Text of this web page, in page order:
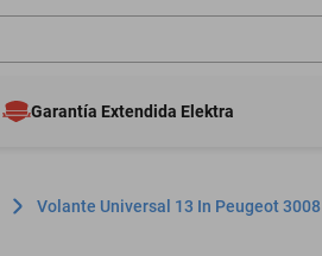
Garantía Extendida Elektra
Volante Universal 13 In Peugeot